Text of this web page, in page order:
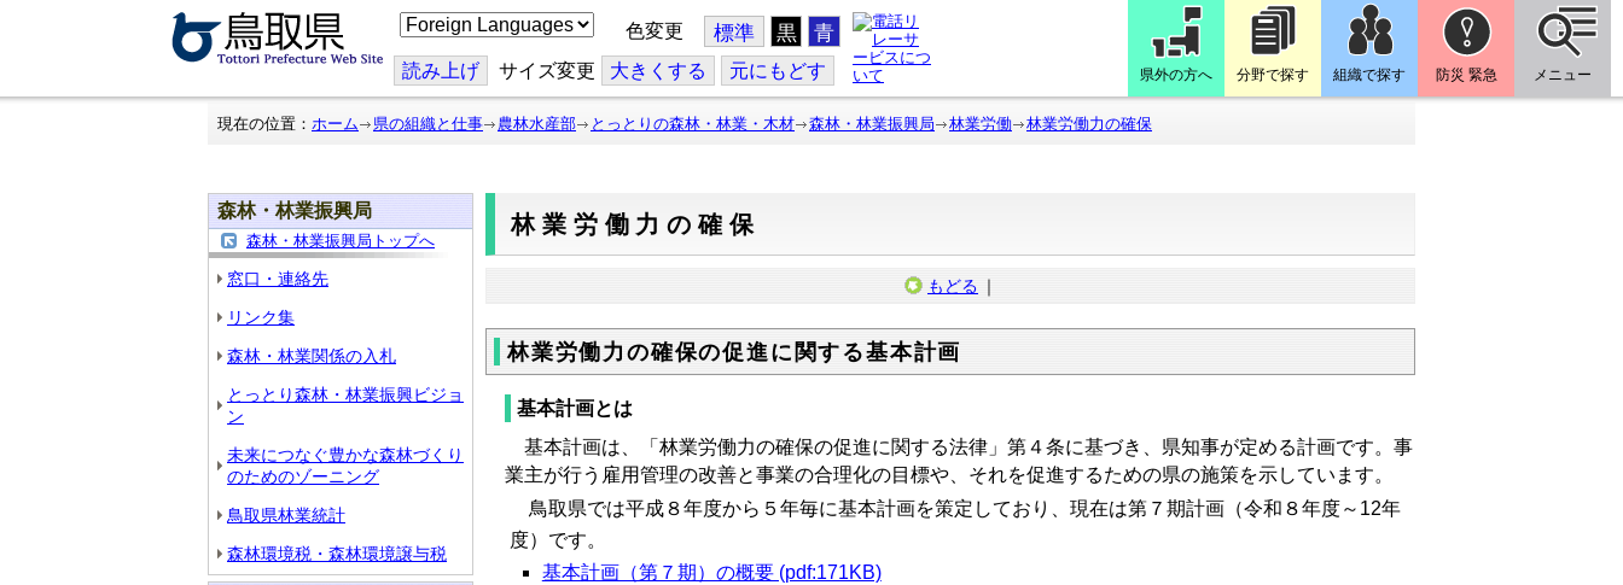
こ
の
ジ
を
翻
色変更 標準 黒 青
読み上げ サイズ変更 大きくする 元にもどす 県外の方へ 分野で探す 組織で探す 防災 緊急 メニュー
現在の位置： ホーム 県の組織と仕事 農林水産部 とっとりの森林・林業・木材 森林・林業振興局 林業労働 林業労働力の確保
森林・林業振興局
森林・林業振興局トップへ
窓口・連絡先
リンク集
森林・林業関係の入札
とっとり森林・林業振興ビジョ
ン
未来につなぐ豊かな森林づくり
のためのゾーニング
鳥取県林業統計
森林環境税・森林環境譲与税
林業労働力の確保
もどる ｜
林業労働力の確保の促進に関する基本計画
基本計画とは
基本計画は、「林業労働力の確保の促進に関する法律」第４条に基づき、県知事が定める計画です。事
業主が行う雇用管理の改善と事業の合理化の目標や、それを促進するための県の施策を示しています。
鳥取県では平成８年度から５年毎に基本計画を策定しており、現在は第７ 期計画（令和８年度～12年
度）です。
基本計画（第７期）の概要 (pdf:171KB)